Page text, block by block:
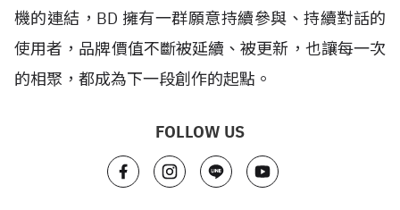
機的連結，BD 擁有一群願意持續參與、持續對話的
使用者，品牌價值不斷被延續、被更新，也讓每一次
的相聚，都成為下一段創作的起點。
FOLLOW US